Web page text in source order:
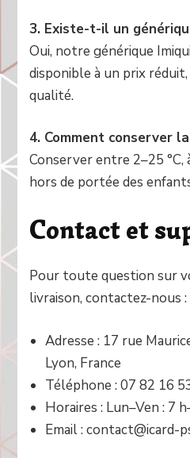
3. Existe-t-il un
Oui, notre générique
disponible à un prix
qualité.
4. Comment conserver
Conserver entre 2–25 °C,
hors de portée des
Contact et
Pour toute question sur
livraison, contactez-nous :
Adresse : 17 rue
Lyon, France
Téléphone : 07 82 16
Horaires : Lun–Ven : 7
Email :